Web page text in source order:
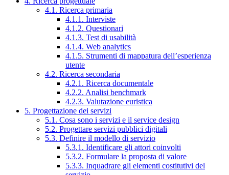
4.1. Ricerca primaria
4.1.1. Interviste
4.1.2. Questionari
4.1.3. Test di usabilità
4.1.4. Web analytics
4.1.5. Strumenti di mappatura dell’esperienza
utente
4.2. Ricerca secondaria
4.2.1. Ricerca documentale
4.2.2. Analisi benchmark
4.2.3. Valutazione euristica
5. Progettazione dei servizi
5.1. Cosa sono i servizi e il service design
5.2. Progettare servizi pubblici digitali
5.3. Definire il modello di servizio
5.3.1. Identificare gli attori coinvolti
5.3.2. Formulare la proposta di valore
5.3.3. Inquadrare gli elementi costitutivi del